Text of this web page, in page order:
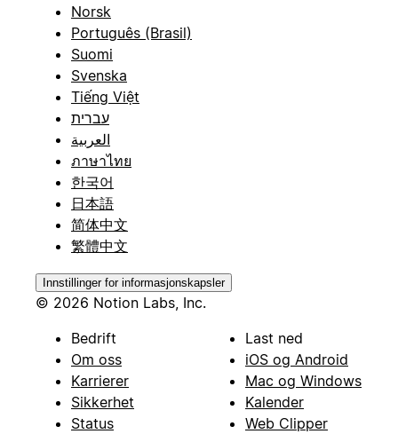
Norsk
Português (Brasil)
Suomi
Svenska
Tiếng Việt
עברית
العربية
ภาษาไทย
한국어
日本語
简体中文
繁體中文
Innstillinger for informasjonskapsler
© 2026 Notion Labs, Inc.
Bedrift
Om oss
Karrierer
Sikkerhet
Status
Last ned
iOS og Android
Mac og Windows
Kalender
Web Clipper